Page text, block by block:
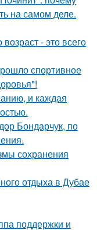
на самом деле.
- это всего
спортивное
и каждая
Бондарчук, по
сохранения
отдыха в Дубае
поддержки и